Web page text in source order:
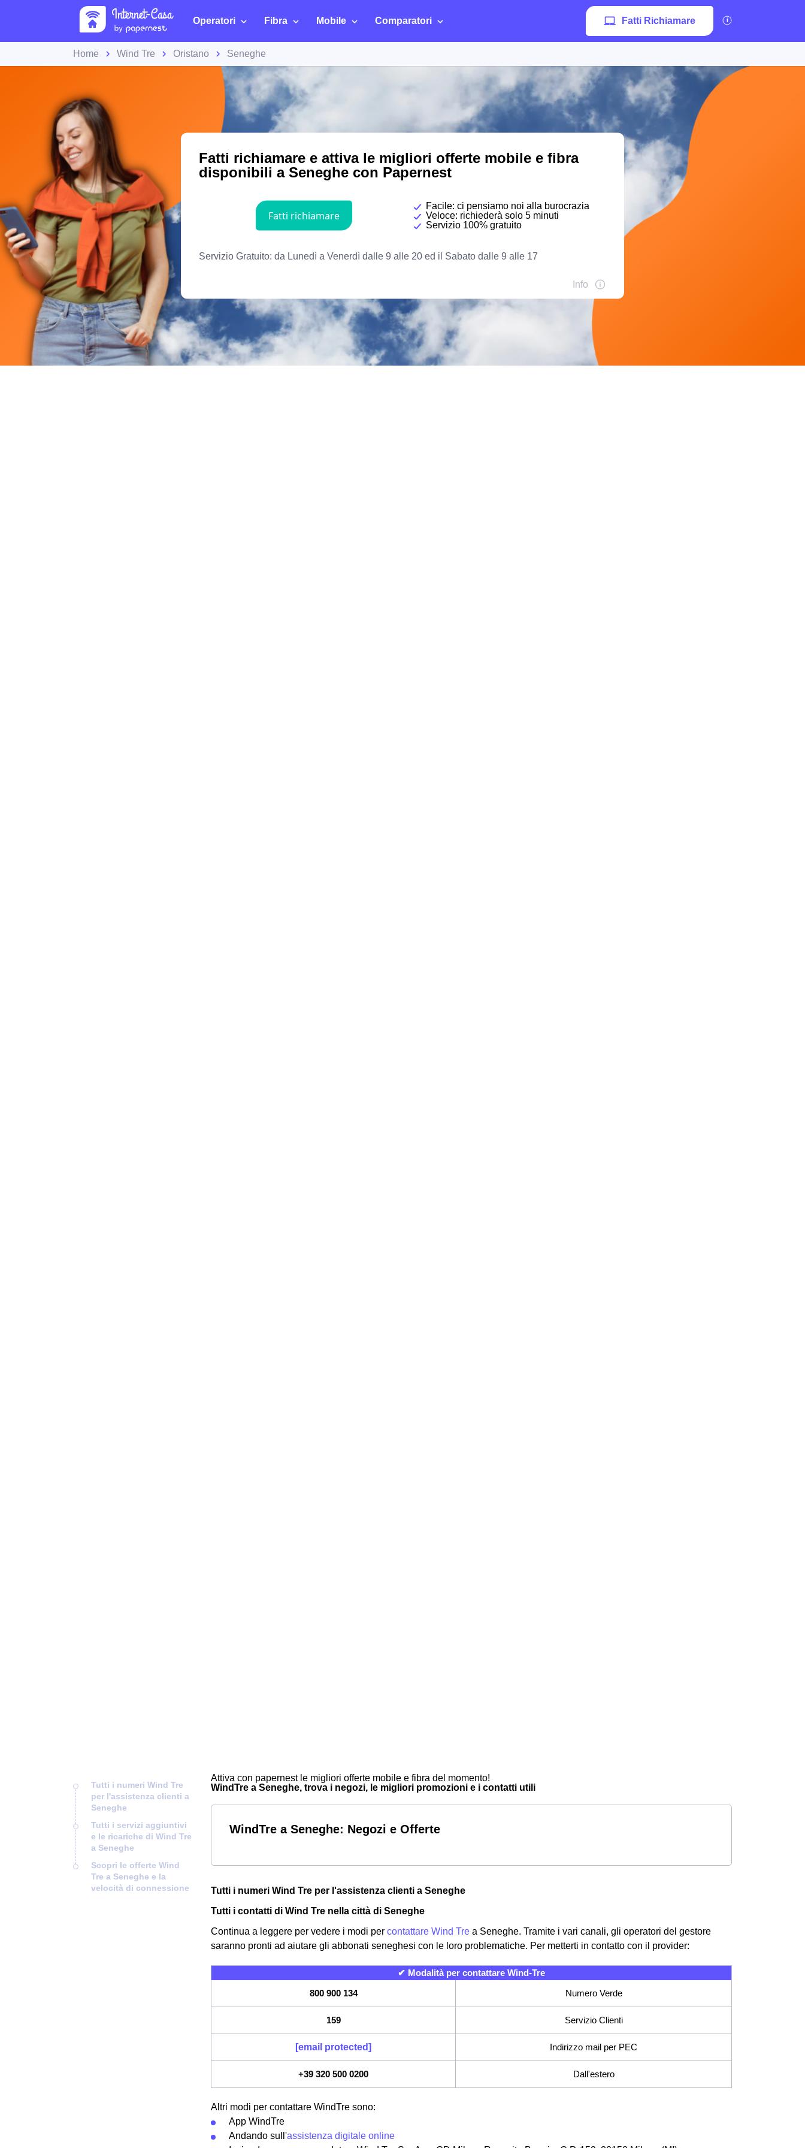
Operatori Fibra Mobile Comparatori Fatti Richiamare
Home Wind Tre Oristano Seneghe
Tutti i numeri Wind Tre
per l'assistenza clienti a
Seneghe
Tutti i servizi aggiuntivi
e le ricariche di Wind Tre
a Seneghe
Scopri le offerte Wind
Tre a Seneghe e la
velocità di connessione
Attiva con papernest le migliori offerte mobile e fibra del momento!
WindTre a Seneghe, trova i negozi, le migliori promozioni e i contatti utili
WindTre a Seneghe: Negozi e Offerte
Tutti i numeri Wind Tre per l'assistenza clienti a Seneghe
Tutti i contatti di Wind Tre nella città di Seneghe
Continua a leggere per vedere i modi per contattare Wind Tre a Seneghe. Tramite i vari canali, gli operatori del gestore
saranno pronti ad aiutare gli abbonati seneghesi con le loro problematiche. Per metterti in contatto con il provider:
✔ Modalità per contattare Wind-Tre
800 900 134
Numero Verde
159 Servizio Clienti
[email protected] Indirizzo mail per PEC
+39 320 500 0200 Dall'estero
Altri modi per contattare WindTre sono:
App WindTre
Andando sull'assistenza digitale online